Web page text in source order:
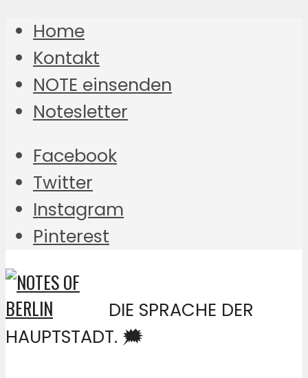
Home
Kontakt
NOTE einsenden
Notesletter
Facebook
Twitter
Instagram
Pinterest
DIE SPRACHE DER
HAUPTSTADT. 🗯️